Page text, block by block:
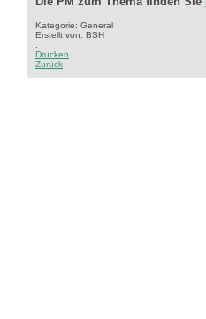
Kategorie: General
Erstellt von: BSH
Drucken
Zurück